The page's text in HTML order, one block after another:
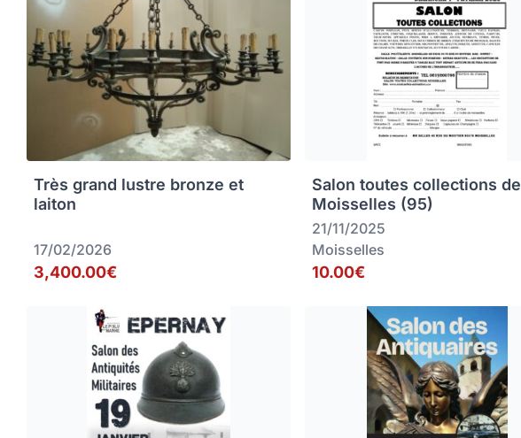
Très grand lustre bronze et
laiton
17/02/2026
3,400.00€
Salon toutes collections de
Moisselles (95)
21/11/2025
Moisselles
10.00€